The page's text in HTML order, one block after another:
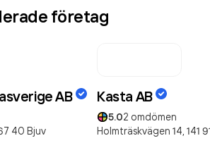
företag
AB
40 Bjuv
Kasta AB
5.02 omdömen
Holmträskvägen 14, 141